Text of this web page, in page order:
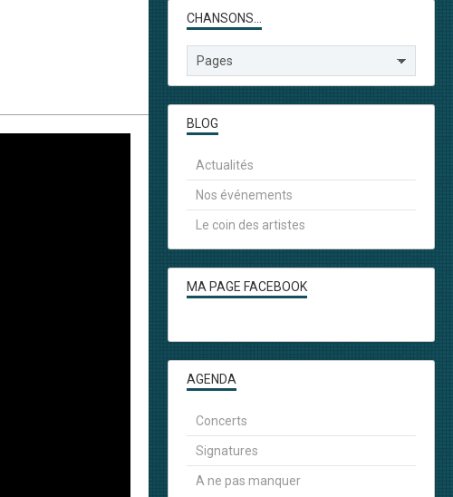
CHANSONS...
BLOG
Actualités
Nos événements
Le coin des artistes
MA PAGE FACEBOOK
AGENDA
Concerts
Signatures
A ne pas manquer